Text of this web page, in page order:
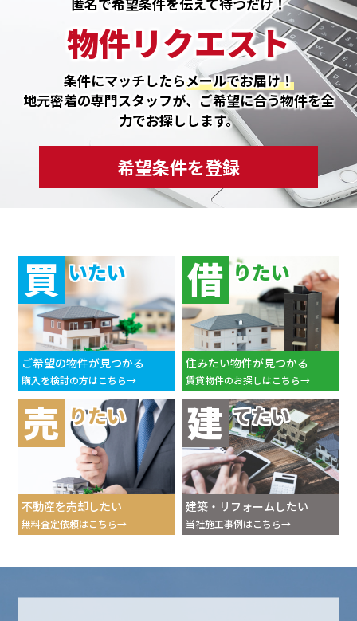
物件リクエスト
条件にマッチしたらメールでお届け！
地元密着の専門スタッフが、ご希望に合う物件を全
力でお探しします。
希望条件を登録
買 いたい
ご希望の物件が見つかる
購入を検討の方はこちら
借 りたい
住みたい物件が見つかる
賃貸物件のお探しはこちら
売 りたい
不動産を売却したい
無料査定依頼はこちら
建 てたい
建築・リフォームしたい
当社施工事例はこちら